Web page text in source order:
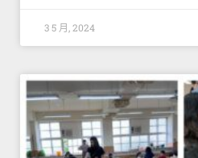
3 5 月, 2024